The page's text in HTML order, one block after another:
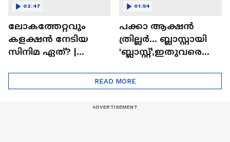
ലോകത്തേറ്റവും
കളക്ഷൻ നേടിയ
സിനിമ ഏത്? |
02:47
പക്കാ ആക്ഷൻ
ത്രില്ലർ... ബ്ലാസ്റ്റായി
'ബ്ലാസ്റ്റ്',ഇതുവരെയു
റിപ്പോർട്ട് പുറത്ത് |
Blast
01:54
READ MORE